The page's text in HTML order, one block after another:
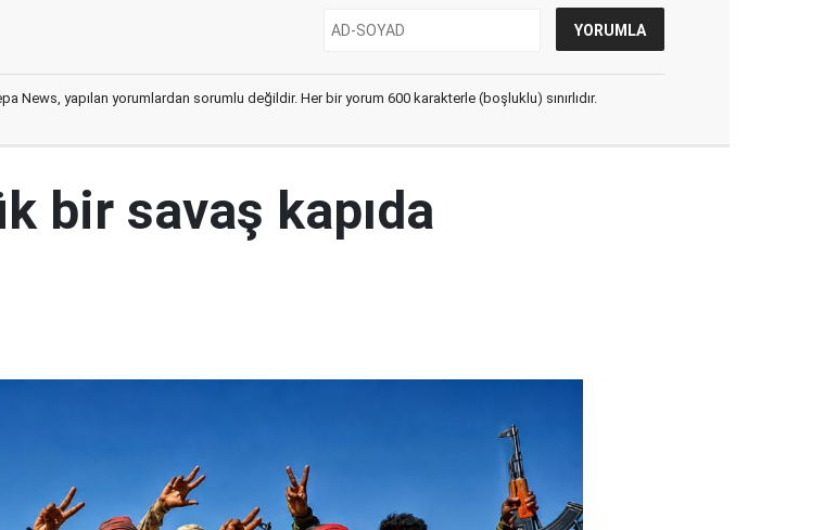
News, yapılan yorumlardan sorumlu değildir. Her bir yorum 600 karakterle (boşluklu) sınırlıdır.
bir savaş kapıda